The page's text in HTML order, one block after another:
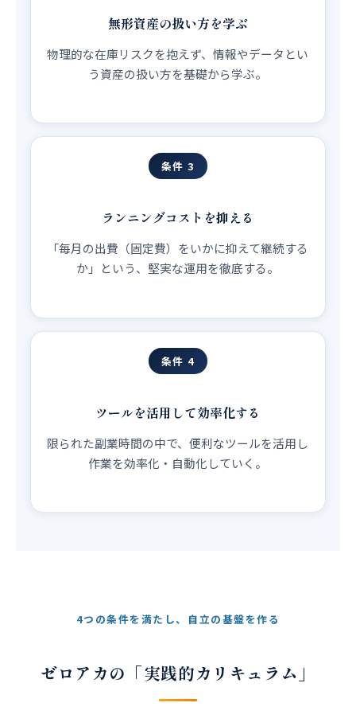
無形資産の扱い方を学ぶ
物理的な在庫リスクを抱えず、情報やデータとい
う資産の扱い方を基礎から学ぶ。
条件 3
ランニングコストを抑える
「毎月の出費（固定費）をいかに抑えて継続する
か」という、堅実な運用を徹底する。
条件 4
ツールを活用して効率化する
限られた副業時間の中で、便利なツールを活用し
作業を効率化・自動化していく。
4つの条件を満たし、自立の基盤を作る
ゼロアカの「実践的カリキュラム」